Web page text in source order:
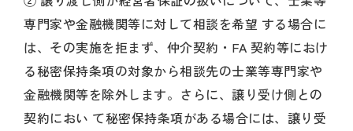
専門家や金融機関等に対して相談を希望 する場合に
は、その実施を拒まず、仲介契約・FA 契約等におけ
る秘密保持条項の対象から相談先の士業等専門家や
金融機関等を除外します。さらに、譲り受け側との
契約におい て秘密保持条項がある場合には、譲り受